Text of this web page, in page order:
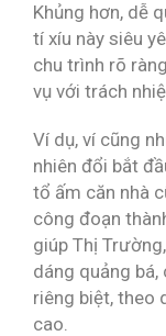
Khủng hơn, dễ
tí xíu này siêu
chu trình rõ
vụ với trách
Ví dụ, ví cũng
nhiên đổi bắt
tổ ấm căn nhà
công đoạn
giúp Thị
dáng quảng bá,
riêng biệt, theo
cao.